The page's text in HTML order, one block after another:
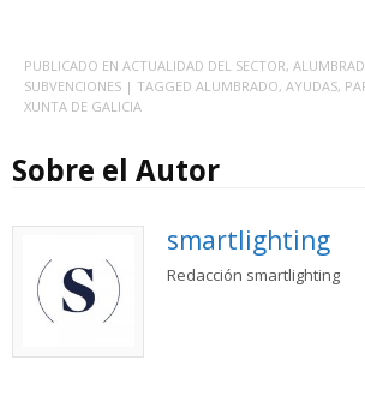
PUBLICADO EN ACTUALIDAD DEL SECTOR,
SUBVENCIONES | TAGGED ALUMBRADO, AYUDAS,
XUNTA DE GALICIA
Sobre el Autor
smartlighting
Redacción smartlighting